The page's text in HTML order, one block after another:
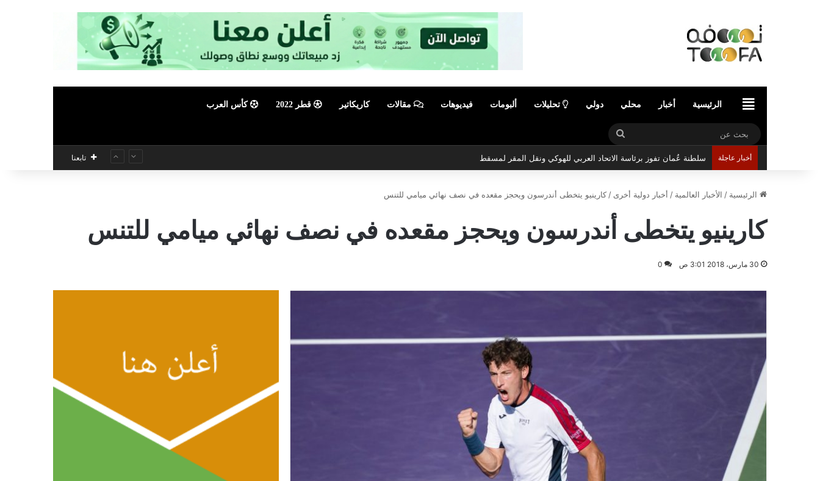
الرئيسيةالرئيسية أخبار محلي دولي تحليلات ألبومات فيديوهات مقالات كاريكاتير قطر 2022 كأس العرب
بحث
عن
أخبار عاجلة سلطنة عُمان تفوز برئاسة الاتحاد العربي للهوكي ونقل المقر لمسقط تابعنا
الرئيسية / الأخبار العالمية / أخبار دولية أخرى /كارينيو يتخطى أندرسون ويحجز مقعده في نصف نهائي ميامي للتنس
كارينيو يتخطى أندرسون ويحجز مقعده في نصف نهائي ميامي للتنس
30 مارس، 2018 3:01 ص 0